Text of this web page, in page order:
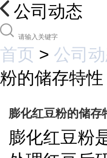
公司动态
首页 > 公司
粉的储存特性
膨化红豆粉的储存
膨化红豆粉